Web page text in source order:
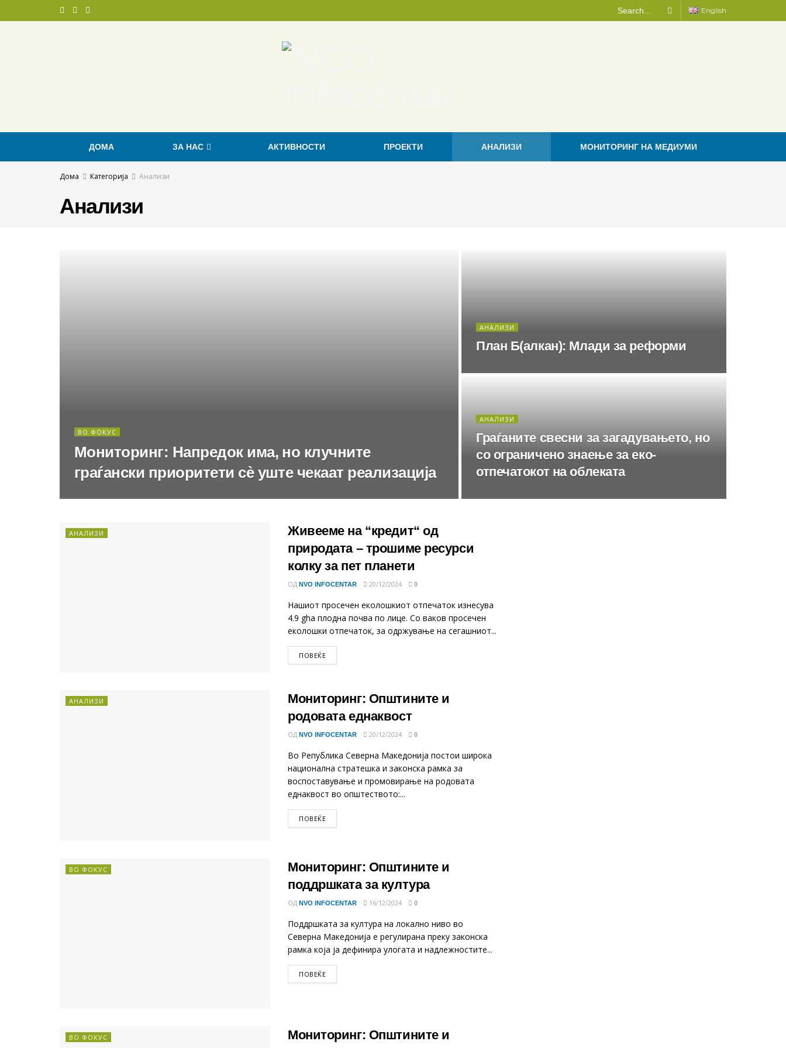
English
ДОМА ЗА НАС АКТИВНОСТИ ПРОЕКТИ АНАЛИЗИ МОНИТОРИНГ НА МЕДИУМИ
Дома Категорија Анализи
Анализи
ВО ФОКУС
Мониторинг: Напредок има, но клучните
граѓански приоритети сè уште чекаат реализација
АНАЛИЗИ
План Б(алкан): Млади за реформи
АНАЛИЗИ
Граѓаните свесни за загадувањето, но
со ограничено знаење за еко-
отпечатокот на облеката
АНАЛИЗИ
Живееме на “кредит“ од
природата – трошиме ресурси
колку за пет планети
ОД NVO INFOCENTAR 20/12/2024 0
Нашиот просечен еколошкиот отпечаток изнесува
4.9 gha плодна почва по лице. Со ваков просечен
еколошки отпечаток, за одржување на сегашниот...
ПОВЕЌЕDETAILS
АНАЛИЗИ
Мониторинг: Општините и
родовата еднаквост
ОД NVO INFOCENTAR 20/12/2024 0
Во Република Северна Македонија постои широка
национална стратешка и законска рамка за
воспоставување и промовирање на родовата
еднаквост во општеството:...
ПОВЕЌЕDETAILS
ВО ФОКУС
Мониторинг: Општините и
поддршката за култура
ОД NVO INFOCENTAR 16/12/2024 0
Поддршката за култура на локално ниво во
Северна Македонија е регулирана преку законска
рамка која ја дефинира улогата и надлежностите...
ПОВЕЌЕDETAILS
ВО ФОКУС
Мониторинг: Општините и